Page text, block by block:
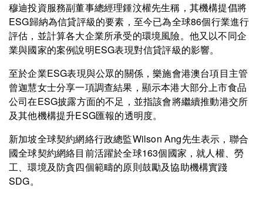
穆迪投資服務副董事總經理鍾汶權先生稱，其機構提倡將
ESG歸納為信貸評級的要素，至今已為全球86個行業進行
評估，並計算各大企業所承受的環境風險。他又以不同企
業與國家的案例說明ESG表現對信貸評級的影響。
至於企業ESG表現與公眾的關係，樂施會港澳台項目主管
曾迦慧女士分享一項調查結果，顯示本港大部分上市食品
公司在ESG披露方面的不足，並指該會將繼續推動港交所
及其他機構提升ESG匯報的透明度。
新加坡全球契約網絡行政總監Wilson Ang先生表示，聯合
國全球契約網絡目前活躍於全球163個國家，就人權、勞
工、環境及防貪四個範疇的原則鼓勵及協助機構實踐
SDG。